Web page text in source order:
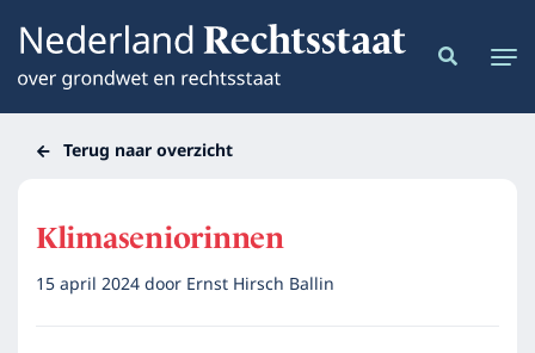
Terug naar overzicht
Klimaseniorinnen
15 april 2024door Ernst Hirsch Ballin